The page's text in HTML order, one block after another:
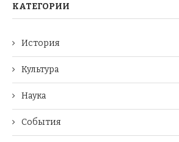
КАТЕГОРИИ
История
Культура
Наука
События